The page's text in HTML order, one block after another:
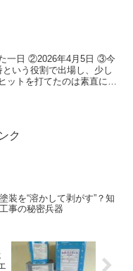
一日 ②2026年4月5日 ③今
いう役割で出場し、少し
トを打てたのは素直に嬉
ク
装を“溶かして剥がす”？知
事の秘密兵器